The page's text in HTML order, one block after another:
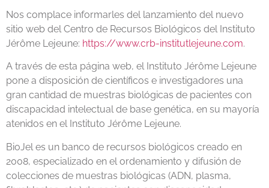
Nos complace informarles del lanzamiento del nuevo
sitio web del Centro de Recursos Biológicos del Instituto
Jérôme Lejeune: https://www.crb-institutlejeune.com.
A través de esta página web, el Instituto Jérôme Lejeune
pone a disposición de científicos e investigadores una
gran cantidad de muestras biológicas de pacientes con
discapacidad intelectual de base genética, en su mayoría
atenidos en el Instituto Jérôme Lejeune.
BioJel es un banco de recursos biológicos creado en
2008, especializado en el ordenamiento y difusión de
colecciones de muestras biológicas (ADN, plasma,